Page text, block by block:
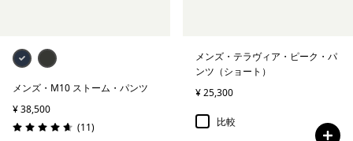
メンズ・M10 ストーム・パンツ
¥ 38,500
評価: 4.6 / 5
(11レビュー
)
メンズ・テラヴィア・ピーク・パ
ンツ（ショート）
¥ 25,300
比較